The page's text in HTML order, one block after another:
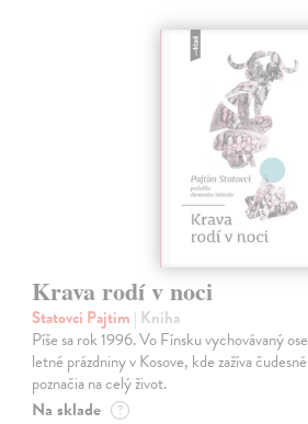
Krava rodí v noci
Statovci Pajtim | Kniha
Píše sa rok 1996. Vo Fínsku vychovávaný
letné prázdniny v Kosove, kde zažíva
poznačia na celý život.
Na sklade ?